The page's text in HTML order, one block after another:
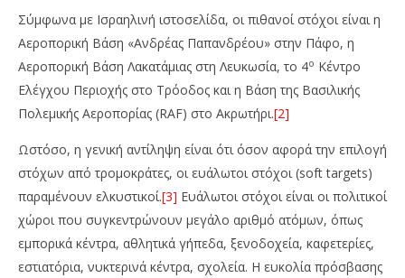
Σύμφωνα με Ισραηλινή ιστοσελίδα, οι πιθανοί στόχοι είναι η
Αεροπορική Βάση «Ανδρέας Παπανδρέου» στην Πάφο, η
Αεροπορική Βάση Λακατάμιας στη Λευκωσία, το 4ο Κέντρο
Ελέγχου Περιοχής στο Τρόοδος και η Βάση της Βασιλικής
Πολεμικής Αεροπορίας (RAF) στο Ακρωτήρι.[2]
Ωστόσο, η γενική αντίληψη είναι ότι όσον αφορά την επιλογή
στόχων από τρομοκράτες, οι ευάλωτοι στόχοι (soft targets)
παραμένουν ελκυστικοί.[3] Ευάλωτοι στόχοι είναι οι πολιτικοί
χώροι που συγκεντρώνουν μεγάλο αριθμό ατόμων, όπως
εμπορικά κέντρα, αθλητικά γήπεδα, ξενοδοχεία, καφετερίες,
εστιατόρια, νυκτερινά κέντρα, σχολεία. Η ευκολία πρόσβασης